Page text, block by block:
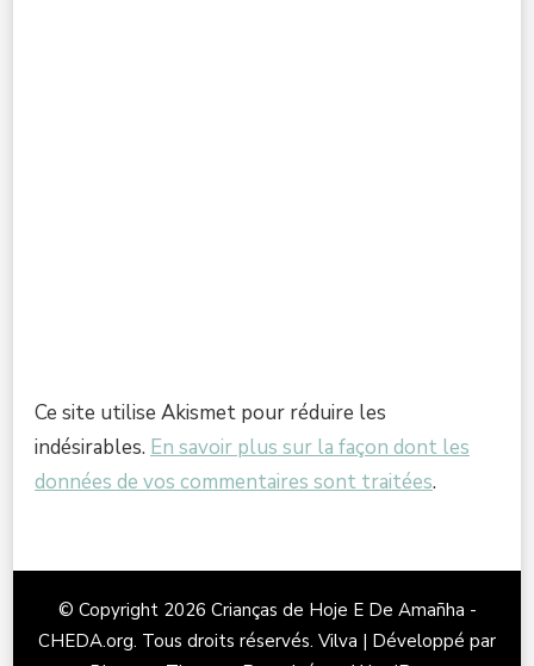
Ce site utilise Akismet pour réduire les
indésirables. En savoir plus sur la façon dont les
données de vos commentaires sont traitées.
© Copyright 2026 Crianças de Hoje E De Amañha -
CHEDA.org. Tous droits réservés. Vilva | Développé par